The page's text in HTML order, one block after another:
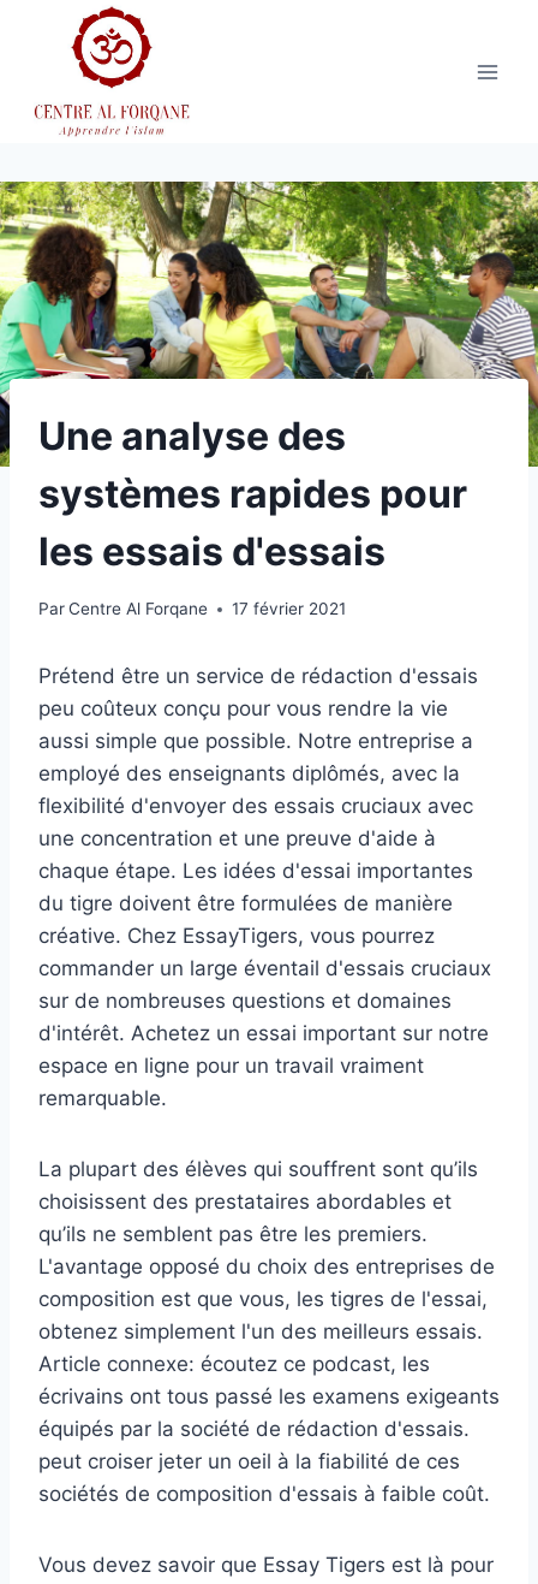
Une analyse des
systèmes rapides pour
les essais d'essais
ParCentre Al Forqane 17 février 2021
Prétend être un service de rédaction d'essais
peu coûteux conçu pour vous rendre la vie
aussi simple que possible. Notre entreprise a
employé des enseignants diplômés, avec la
flexibilité d'envoyer des essais cruciaux avec
une concentration et une preuve d'aide à
chaque étape. Les idées d'essai importantes
du tigre doivent être formulées de manière
créative. Chez EssayTigers, vous pourrez
commander un large éventail d'essais cruciaux
sur de nombreuses questions et domaines
d'intérêt. Achetez un essai important sur notre
espace en ligne pour un travail vraiment
remarquable.
La plupart des élèves qui souffrent sont qu’ils
choisissent des prestataires abordables et
qu’ils ne semblent pas être les premiers.
L'avantage opposé du choix des entreprises de
composition est que vous, les tigres de l'essai,
obtenez simplement l'un des meilleurs essais.
Article connexe: écoutez ce podcast, les
écrivains ont tous passé les examens exigeants
équipés par la société de rédaction d'essais.
peut croiser jeter un oeil à la fiabilité de ces
sociétés de composition d'essais à faible coût.
Vous devez savoir que Essay Tigers est là pour